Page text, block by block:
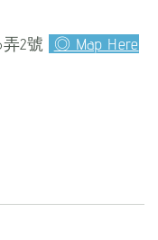
2號
◎ Map Here